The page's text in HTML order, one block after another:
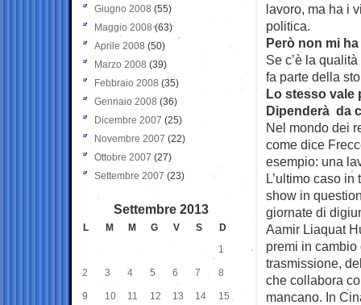
lavoro, ma ha i
politica.
Però non mi
Se c’è la
fa parte della
Lo stesso vale
Dipenderà da
Nel mondo dei
come dice
esempio: una
L’ultimo caso
show in
giornate di
Aamir Liaquat
premi in
trasmissione,
che collabora
mancano. In
Giugno 2008 (55)
Maggio 2008(63)
Aprile 2008 (50)
Marzo 2008 (39)
Febbraio 2008 (35)
Gennaio 2008 (36)
Dicembre 2007 (25)
Novembre 2007 (22)
Ottobre 2007 (27)
Settembre 2007 (23)
Settembre 2013
L M M G V S
D
1
2 3 4 5 6 7 8
9 10 11 12 13 14 15